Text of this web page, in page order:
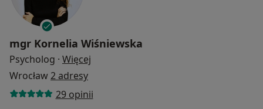
mgr Kornelia Wiśniewska
Psycholog · Więcej
Wrocław2 adresy
29 opinii